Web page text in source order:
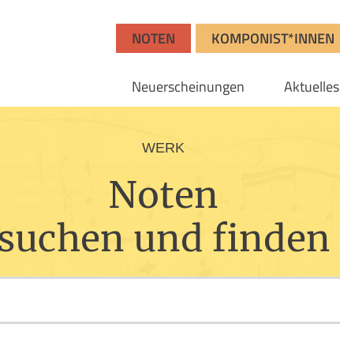
NOTEN KOMPONIST*INNEN
Neuerscheinungen Aktuelles
WERK
Noten
und finden